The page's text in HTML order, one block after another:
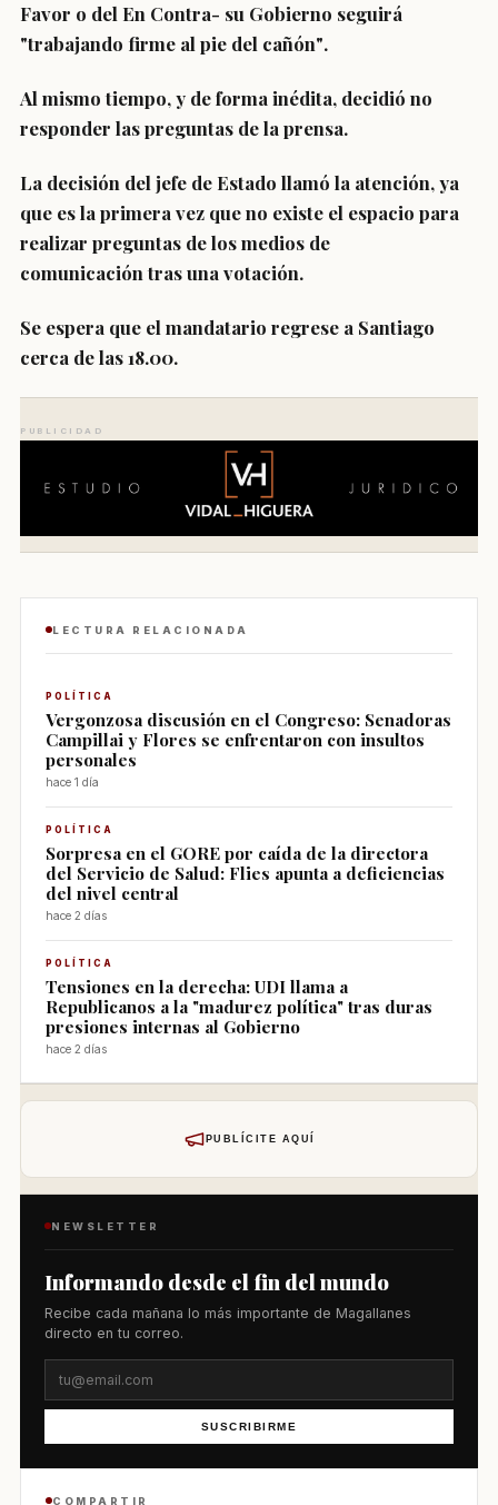
Favor o del En Contra- su Gobierno seguirá
"trabajando firme al pie del cañón".
Al mismo tiempo, y de forma inédita, decidió no
responder las preguntas de la prensa.
La decisión del jefe de Estado llamó la atención, ya
que es la primera vez queno existe el espacio para
realizar preguntas de los medios de
comunicacióntras una votación.
Se espera que el mandatario regrese a Santiago
cerca de las 18.00.
PUBLICIDAD
LECTURA RELACIONADA
POLÍTICA
Vergonzosa discusión en el Congreso: Senadoras
Campillai y Flores se enfrentaron con insultos
personales
hace 1 día
POLÍTICA
Sorpresa en el GORE por caída de la directora
del Servicio de Salud: Flies apunta a deficiencias
del nivel central
hace 2 días
POLÍTICA
Tensiones en la derecha: UDI llama a
Republicanos a la "madurez política" tras duras
presiones internas al Gobierno
hace 2 días
PUBLÍCITE AQUÍ
NEWSLETTER
Informando desde el fin del mundo
Recibe cada mañana lo más importante de Magallanes
directo en tu correo.
SUSCRIBIRME
COMPARTIR